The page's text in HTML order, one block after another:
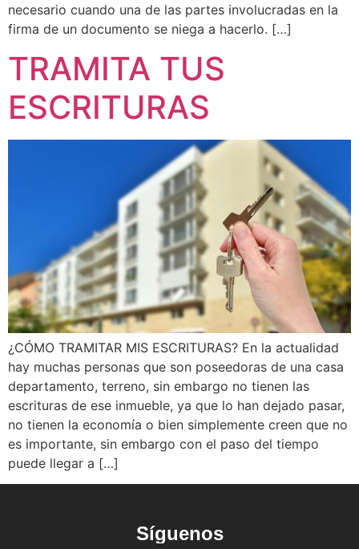
necesario cuando una de las partes involucradas en la
firma de un documento se niega a hacerlo. […]
TRAMITA TUS
ESCRITURAS
¿CÓMO TRAMITAR MIS ESCRITURAS? En la actualidad
hay muchas personas que son poseedoras de una casa
departamento, terreno, sin embargo no tienen las
escrituras de ese inmueble, ya que lo han dejado pasar,
no tienen la economía o bien simplemente creen que no
es importante, sin embargo con el paso del tiempo
puede llegar a […]
Síguenos